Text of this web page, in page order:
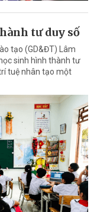
tư duy số
tạo (GD&ĐT) Lâm
sinh hình thành tư
tuệ nhân tạo một